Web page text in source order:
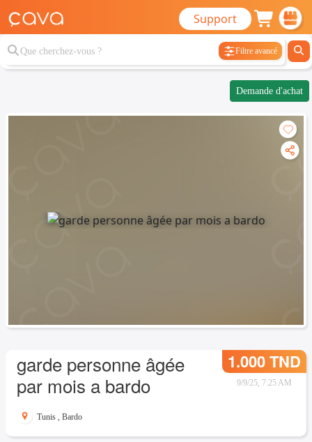
Support
Filtre avancé
Demande d'achat
garde personne âgée
par mois a bardo
1.000 TND
9/9/25, 7:25 AM
Tunis , Bardo